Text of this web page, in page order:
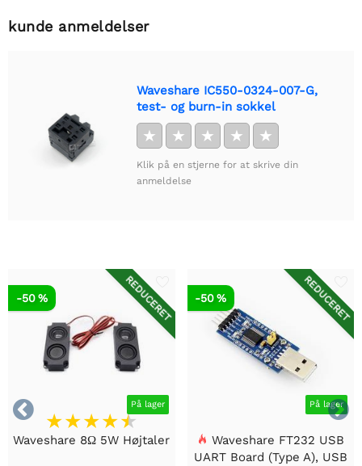
kunde anmeldelser
Waveshare IC550-0324-007-G,
test- og burn-in sokkel
★ ★ ★ ★ ★
Klik på en stjerne for at skrive din
anmeldelse


REDUCERET
På lager
-50 %
Waveshare 8Ω 5W Højtaler
REDUCERET
På lager
-50 %
Waveshare FT232 USB
UART Board (Type A), USB